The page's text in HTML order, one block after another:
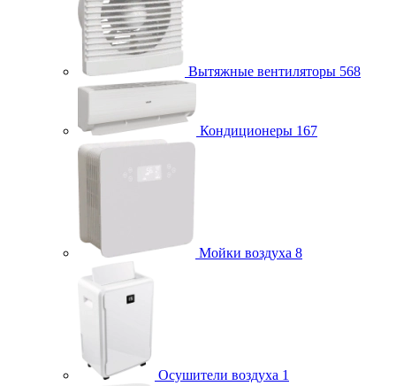
Вытяжные вентиляторы 568
Кондиционеры 167
Мойки воздуха 8
Осушители воздуха 1